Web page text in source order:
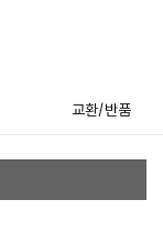
교환/반품